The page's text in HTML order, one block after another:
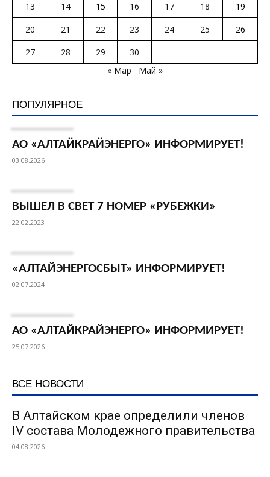
13
14 15 16 17 18
19
20
21 22 23 24 25
26
27
28 29
30
« Мар
Май »
ПОПУЛЯРНОЕ
АО «АЛТАЙКРАЙЭНЕРГО» ИНФОРМИРУЕТ!
03.08.2026
ВЫШЕЛ В СВЕТ 7 НОМЕР «РУБЕЖКИ»
22.02.2023
«АЛТАЙЭНЕРГОСБЫТ» ИНФОРМИРУЕТ!
02.07.2024
АО «АЛТАЙКРАЙЭНЕРГО» ИНФОРМИРУЕТ!
25.07.2026
ВСЕ НОВОСТИ
В Алтайском крае определили членов
IV состава Молодежного правительства
04.08.2026